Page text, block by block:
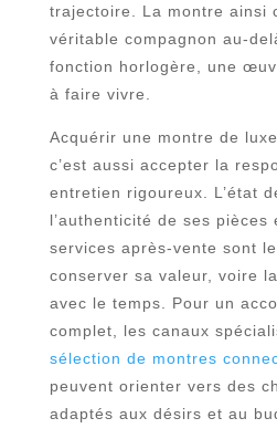
trajectoire. La montre ainsi
véritable compagnon au-
fonction horlogère, une
à faire vivre.
Acquérir une montre de luxe
c’est aussi accepter la
entretien rigoureux. L’état
l’authenticité de ses
services après-vente sont
conserver sa valeur, voire
avec le temps. Pour un
complet, les canaux
sélection de montres
peuvent orienter vers des
adaptés aux désirs et au